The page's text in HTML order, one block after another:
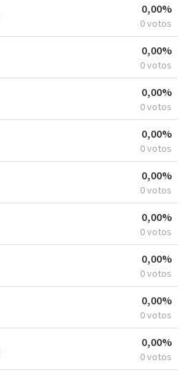
0,00%
0 votos
0,00%
0 votos
0,00%
0 votos
0,00%
0 votos
0,00%
0 votos
0,00%
0 votos
0,00%
0 votos
0,00%
0 votos
0,00%
0 votos